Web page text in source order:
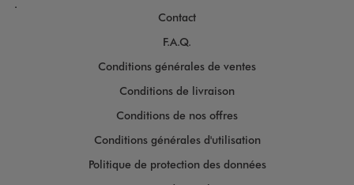
.
Contact
F.A.Q.
Conditions générales de ventes
Conditions de livraison
Conditions de nos offres
Conditions générales d'utilisation
Politique de protection des données